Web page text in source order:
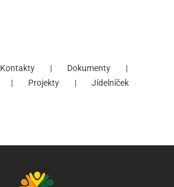
Kontakty
Dokumenty
Projekty Jídelníček